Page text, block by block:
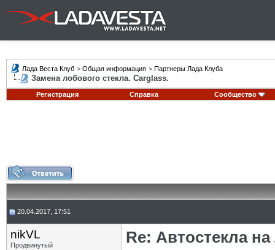
Лада Веста Клуб > Общая информация > Партнеры Лада Клуба
Замена лобового стекла. Carglass.
Регистрация Справка Сообщество
20.04.2017, 17:51
nikVL
Продвинутый
Re: Автостекла